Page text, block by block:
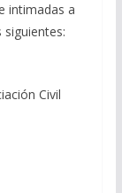
intimadas a
Civil